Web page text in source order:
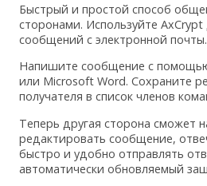
Быстрый и простой способ
сторонами. Используйте
сообщений с электронной почты.
Напишите сообщение с
или Microsoft Word. Сохраните
получателя в список членов
Теперь другая сторона сможет
редактировать сообщение,
быстро и удобно отправлять
автоматически обновляемый